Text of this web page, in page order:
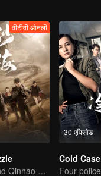
वीटीवी ओनली
Wu Lei and Qinhao opens their adventure tour.
30 एपिसोड
Cold Case